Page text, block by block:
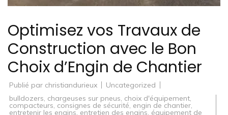
Optimisez vos Travaux de
Construction avec le Bon
Choix d’Engin de Chantier
Publié par christiandurieux
Uncategorized
bulldozers chargeuses sur pneus choix d'équipement
compacteurs consignes de sécurité engin de chantier
entretenir les engins, entretien des engins équipement de